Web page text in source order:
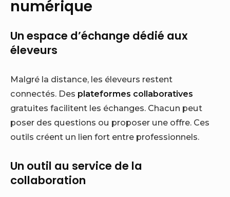
numérique
Un espace d’échange dédié aux
éleveurs
Malgré la distance, les éleveurs restent
connectés. Des plateformes collaboratives
gratuites facilitent les échanges. Chacun peut
poser des questions ou proposer une offre. Ces
outils créent un lien fort entre professionnels.
Un outil au service de la
collaboration